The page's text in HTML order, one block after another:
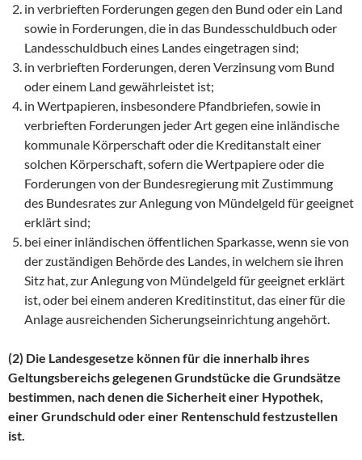
in verbrieften Forderungen gegen den Bund oder ein Land
sowie in Forderungen, die in das Bundesschuldbuch oder
Landesschuldbuch eines Landes eingetragen sind;
in verbrieften Forderungen, deren Verzinsung vom Bund
oder einem Land gewährleistet ist;
in Wertpapieren, insbesondere Pfandbriefen, sowie in
verbrieften Forderungen jeder Art gegen eine inländische
kommunale Körperschaft oder die Kreditanstalt einer
solchen Körperschaft, sofern die Wertpapiere oder die
Forderungen von der Bundesregierung mit Zustimmung
des Bundesrates zur Anlegung von Mündelgeld für geeignet
erklärt sind;
bei einer inländischen öffentlichen Sparkasse, wenn sie von
der zuständigen Behörde des Landes, in welchem sie ihren
Sitz hat, zur Anlegung von Mündelgeld für geeignet erklärt
ist, oder bei einem anderen Kreditinstitut, das einer für die
Anlage ausreichenden Sicherungseinrichtung angehört.
(2) Die Landesgesetze können für die innerhalb ihres
Geltungsbereichs gelegenen Grundstücke die Grundsätze
bestimmen, nach denen die Sicherheit einer Hypothek,
einer Grundschuld oder einer Rentenschuld festzustellen
ist.